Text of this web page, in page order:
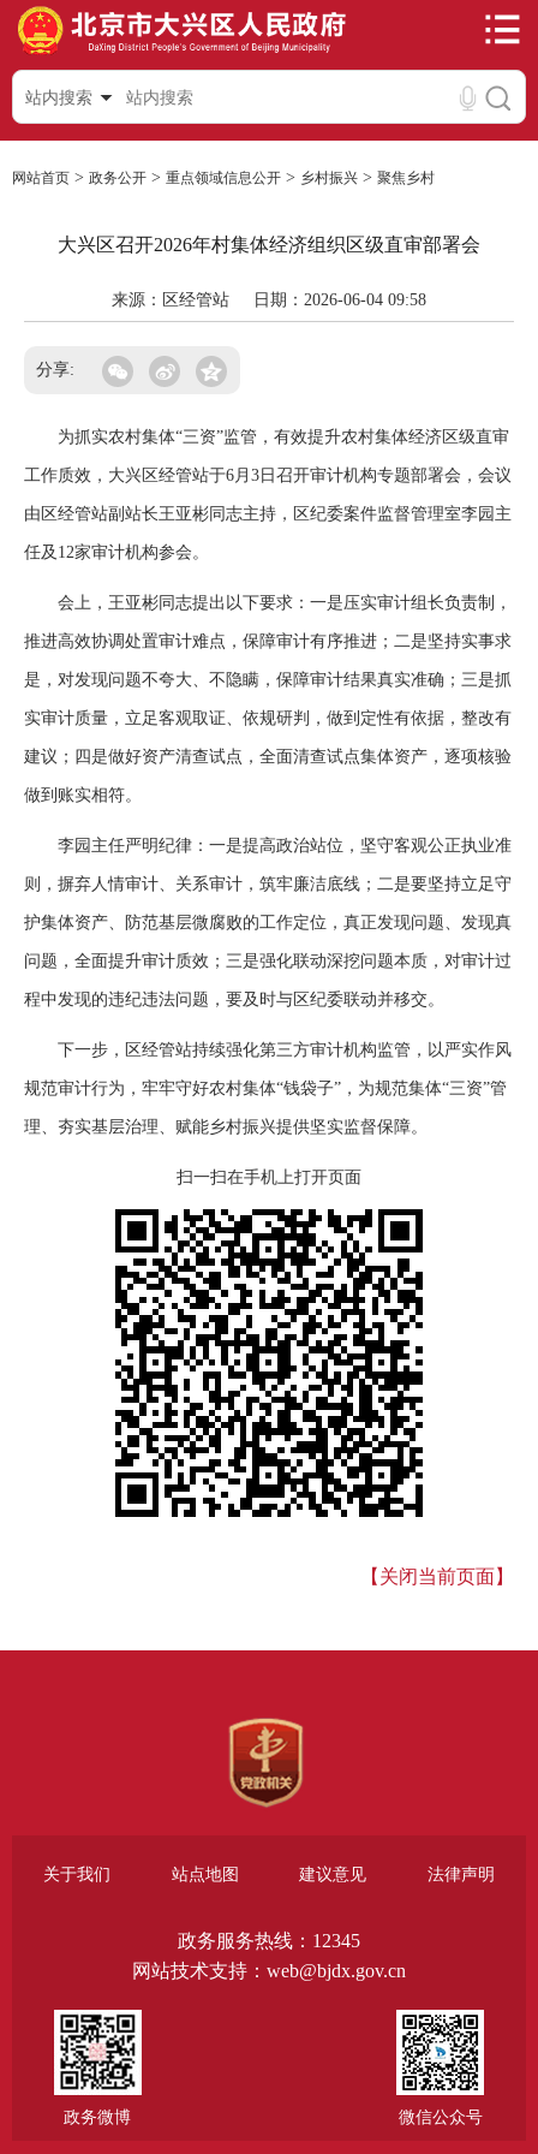
站内搜索
网站首页 > 政务公开 > 重点领域信息公开 > 乡村振兴 > 聚焦乡村
大兴区召开2026年村集体经济组织区级直审部署会
来源：区经管站 日期：2026-06-04 09:58
分享:
为抓实农村集体“三资”监管，有效提升农村集体经济区级直审
工作质效，大兴区经管站于6月3日召开审计机构专题部署会，会议
由区经管站副站长王亚彬同志主持，区纪委案件监督管理室李园主
任及12家审计机构参会。
会上，王亚彬同志提出以下要求：一是压实审计组长负责制，
推进高效协调处置审计难点，保障审计有序推进；二是坚持实事求
是，对发现问题不夸大、不隐瞒，保障审计结果真实准确；三是抓
实审计质量，立足客观取证、依规研判，做到定性有依据，整改有
建议；四是做好资产清查试点，全面清查试点集体资产，逐项核验
做到账实相符。
李园主任严明纪律：一是提高政治站位，坚守客观公正执业准
则，摒弃人情审计、关系审计，筑牢廉洁底线；二是要坚持立足守
护集体资产、防范基层微腐败的工作定位，真正发现问题、发现真
问题，全面提升审计质效；三是强化联动深挖问题本质，对审计过
程中发现的违纪违法问题，要及时与区纪委联动并移交。
下一步，区经管站持续强化第三方审计机构监管，以严实作风
规范审计行为，牢牢守好农村集体“钱袋子”，为规范集体“三资”管
理、夯实基层治理、赋能乡村振兴提供坚实监督保障。
扫一扫在手机上打开页面
【关闭当前页面】
关于我们 站点地图 建议意见 法律声明
政务服务热线：12345
网站技术支持：web@bjdx.gov.cn
政务微博 微信公众号